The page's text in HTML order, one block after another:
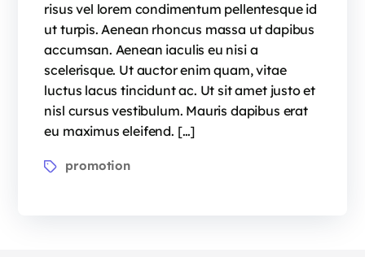
risus vel lorem condimentum pellentesque id
ut turpis. Aenean rhoncus massa ut dapibus
accumsan. Aenean iaculis eu nisi a
scelerisque. Ut auctor enim quam, vitae
luctus lacus tincidunt ac. Ut sit amet justo et
nisl cursus vestibulum. Mauris dapibus erat
eu maximus eleifend. […]
Tagspromotion